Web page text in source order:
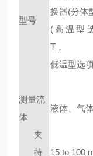
型号
换器(分体
(高温型
T，
低温型选
测量流
体
液体、气
夹
持
15 to 100